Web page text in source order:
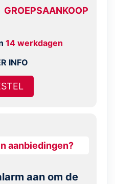
GROEPSAANKOOP
14 werkdagen
INFO
aanbiedingen?
aan om de